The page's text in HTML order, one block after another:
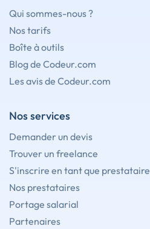
Qui sommes-nous ?
Nos tarifs
Boîte à outils
Blog de Codeur.com
Les avis de Codeur.com
Nos services
Demander un devis
Trouver un freelance
S'inscrire en tant que prestataire
Nos prestataires
Portage salarial
Partenaires